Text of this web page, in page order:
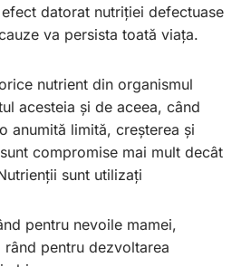
datorat nutriției defectuase
va persista toată viața.
nutrient din organismul
acesteia și de aceea, când
anumită limită, creșterea și
compromise mai mult decât
sunt utilizați
pentru nevoile mamei,
rând pentru dezvoltarea